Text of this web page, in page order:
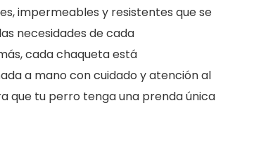
impermeables y resistentes que se
necesidades de cada
cada chaqueta está
a mano con cuidado y atención al
que tu perro tenga una prenda única